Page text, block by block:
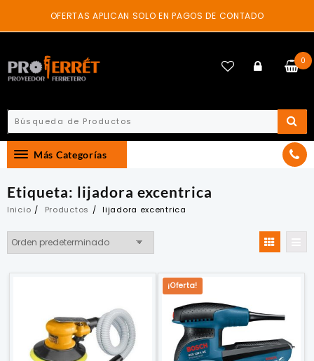
content
OFERTAS APLICAN SOLO EN PAGOS DE CONTADO
0
Más Categorías
Etiqueta: lijadora excentrica
Inicio Productos lijadora excentrica
¡Oferta!